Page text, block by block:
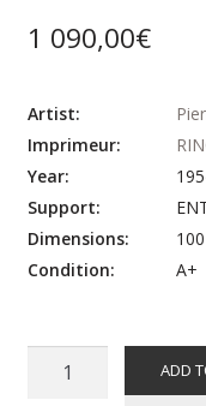
1 090,00€
Artist:
Imprimeur:
Year:
Support:
Dimensions:
Condition:
A+
Affiche
ancienne
ADD